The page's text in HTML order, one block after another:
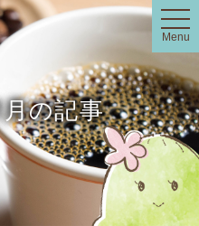
t
o
g
g
l
e
n
a
v
i
g
a
t
i
o
n
Menu
の記事